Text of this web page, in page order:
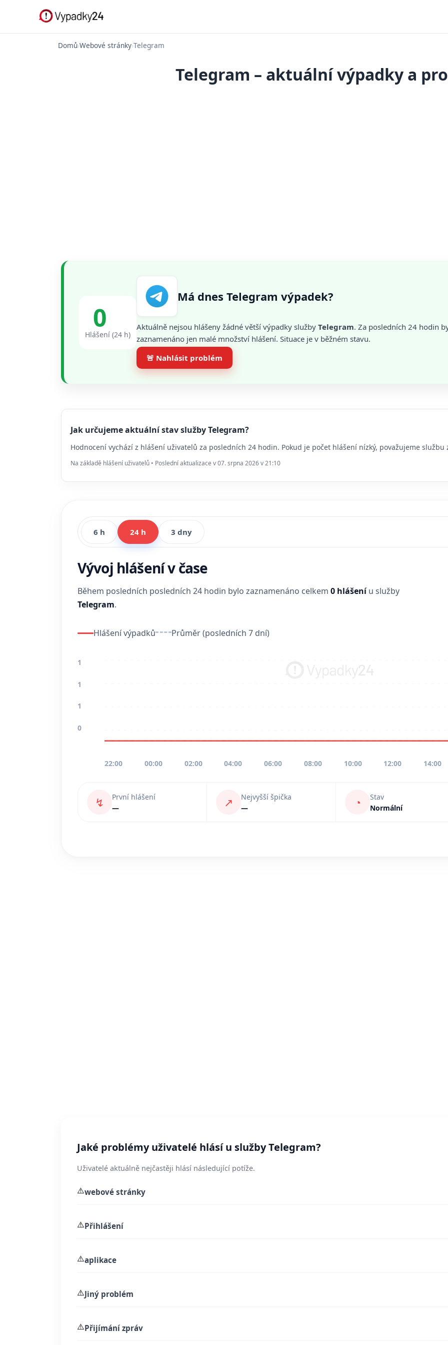
Domů›Webové stránky›Telegram
Telegram – aktuální výpadky a
0
Hlášení (24 h)
Má dnes Telegram výpadek?
Aktuálně nejsou hlášeny žádné větší výpadky služby Telegram. Za posledních 24 hodin
zaznamenáno jen malé množství hlášení. Situace je v běžném stavu.
🚨 Nahlásit problém
Jak určujeme aktuální stav služby Telegram?
Hodnocení vychází z hlášení uživatelů za posledních 24 hodin. Pokud je počet hlášení nízký, považujeme službu
Na základě hlášení uživatelů • Poslední aktualizace v 07. srpna 2026 v 21:10
6 h 24 h 3 dny
Vývoj hlášení v čase
Během posledních posledních 24 hodin bylo zaznamenáno celkem 0 hlášeníu služby
Telegram.
Hlášení výpadků Průměr (posledních 7 dní)
1
1
1
0
22:00 00:00 02:00 04:00 06:00 08:00 10:00 12:00 14:00
↯
První hlášení
—
↗
Nejvyšší špička
—
◔
Stav
Normální
Jaké problémy uživatelé hlásí u služby Telegram?
Uživatelé aktuálně nejčastěji hlásí následující potíže.
⚠️webové stránky
⚠️Přihlášení
⚠️aplikace
⚠️Jiný problém
⚠️Přijímání zpráv